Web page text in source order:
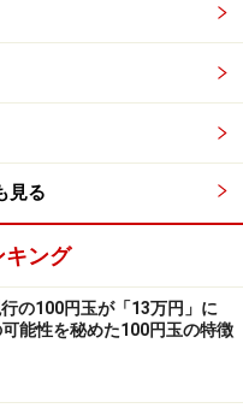
見る
キング
の100円玉が「13万円」に
可能性を秘めた100円玉の特徴